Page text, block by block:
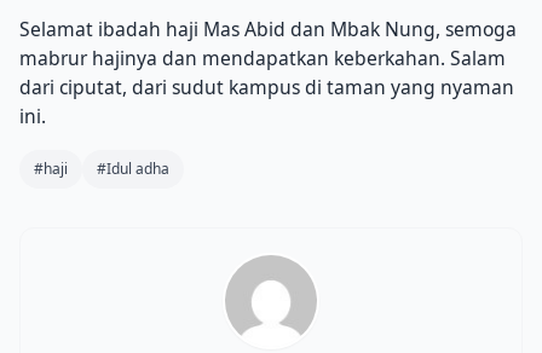
Selamat ibadah haji Mas Abid dan Mbak Nung, semoga
mabrur hajinya dan mendapatkan keberkahan. Salam
dari ciputat, dari sudut kampus di taman yang nyaman
ini.
#haji #Idul adha